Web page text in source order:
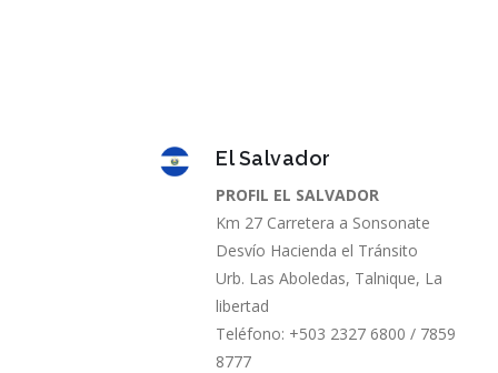
El Salvador
PROFIL EL SALVADOR
Km 27 Carretera a Sonsonate
Desvío Hacienda el Tránsito
Urb. Las Aboledas, Talnique, La
libertad
Teléfono: +503 2327 6800 / 7859
8777